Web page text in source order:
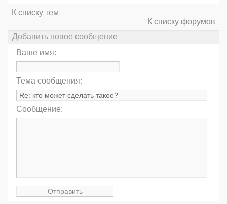
К списку тем
К списку форумов
Добавить новое сообщение
Ваше имя:
Тема сообщения:
Сообщение: